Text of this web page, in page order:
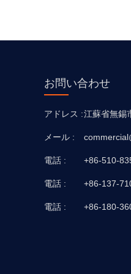
お問い合わせ
アドレス :江蘇省無錫
メール :
電話 : +86-510-
電話 : +86-137-
電話 : +86-180-